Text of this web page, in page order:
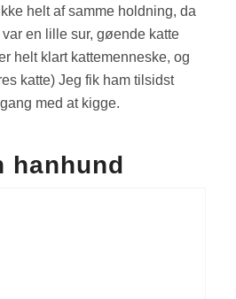
helt af samme holdning, da
en lille sur, gøende katte
helt klart kattemenneske, og
katte) Jeg fik ham tilsidst
med at kigge.
hanhund